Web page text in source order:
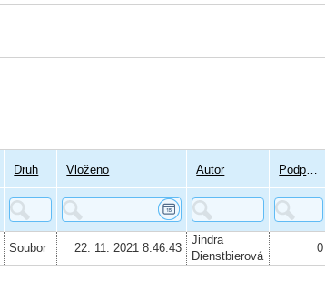
Druh Vloženo Autor Podpisů
Soubor 22. 11. 2021 8:46:43
Jindra
Dienstbierová
0